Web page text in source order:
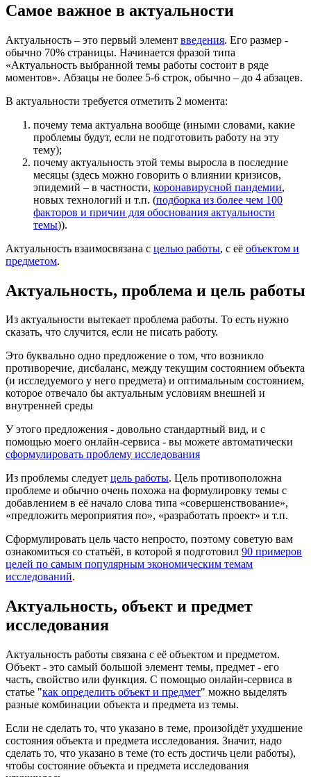
Самое важное в актуальности
Актуальность – это первый элемент введения. Его размер -
обычно 70% страницы. Начинается фразой типа
«Актуальность выбранной темы работы состоит в ряде
моментов». Абзацы не более 5-6 строк, обычно – до 4 абзацев.
В актуальности требуется отметить 2 момента:
почему тема актуальна вообще (иными словами, какие
проблемы будут, если не подготовить работу на эту
тему);
почему актуальность этой темы выросла в последние
месяцы (здесь можно говорить о влиянии кризисов,
эпидемий – в частности, коронавирусной пандемии,
новых технологий и т.п. (подборка из более чем 100
факторов и причин для обоснования актуальности
темы)).
Актуальность взаимосвязана с целью работы, с её объектом и
предметом.
Актуальность, проблема и цель работы
Из актуальности вытекает проблема работы. То есть нужно
сказать, что случится, если не писать работу.
Это буквально одно предложение о том, что возникло
противоречие, дисбаланс, между текущим состоянием объекта
(и исследуемого у него предмета) и оптимальным состоянием,
которое отвечало бы актуальным условиям внешней и
внутренней среды
У этого предложения - довольно стандартный вид, и с
помощью моего онлайн-сервиса - вы можете автоматически
сформулировать проблему исследования
Из проблемы следует цель работы. Цель противоположна
проблеме и обычно очень похожа на формулировку темы с
добавлением в её начало слова типа «совершенствование»,
«предложить мероприятия по», «разработать проект» и т.п.
Сформулировать цель часто непросто, поэтому советую вам
ознакомиться со статьёй, в которой я подготовил 90 примеров
целей по самым популярным экономическим темам
исследований.
Актуальность, объект и предмет
исследования
Актуальность работы связана с её объектом и предметом.
Объект - это самый большой элемент темы, предмет - его
часть, свойство или функция. С помощью онлайн-сервиса в
статье "как определить объект и предмет" можно выделять
разные комбинации объекта и предмета из темы.
Если не сделать то, что указано в теме, произойдёт ухудшение
состояния объекта и предмета исследования. Значит, надо
сделать то, что указано в теме (то есть достичь цели работы),
чтобы состояние объекта и предмета исследования